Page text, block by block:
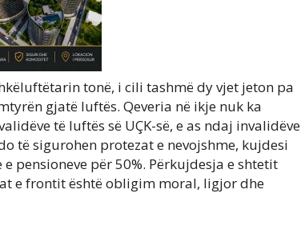
tonë, i cili tashmë dy vjet jeton pa
gjatë luftës. Qeveria në ikje nuk ka
të luftës së UÇK-së, e as ndaj invalidëve
të sigurohen protezat e nevojshme, kujdesi
pensioneve për 50%. Përkujdesja e shtetit
e frontit është obligim moral, ligjor dhe